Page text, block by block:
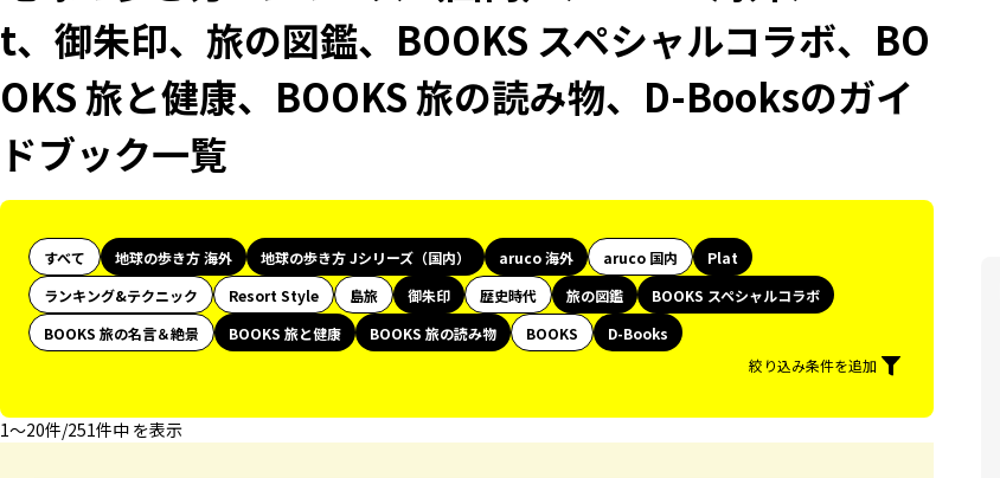
t、御朱印、旅の図鑑、BOOKS スペシャルコラボ、BO
OKS 旅と健康、BOOKS 旅の読み物、D-Booksのガイ
ドブック一覧
すべて 地球の歩き方 海外 地球の歩き方 Jシリーズ（国内） aruco 海外 aruco 国内
Plat
ランキング&テクニック
Resort Style 島旅 御朱印 歴史時代 旅の図鑑
BOOKS スペシャルコラボ
BOOKS 旅の名言＆絶景
BOOKS 旅と健康 BOOKS 旅の読み物 BOOKS
D-Books
絞り込み条件を追加
1〜20件/251件中 を表示